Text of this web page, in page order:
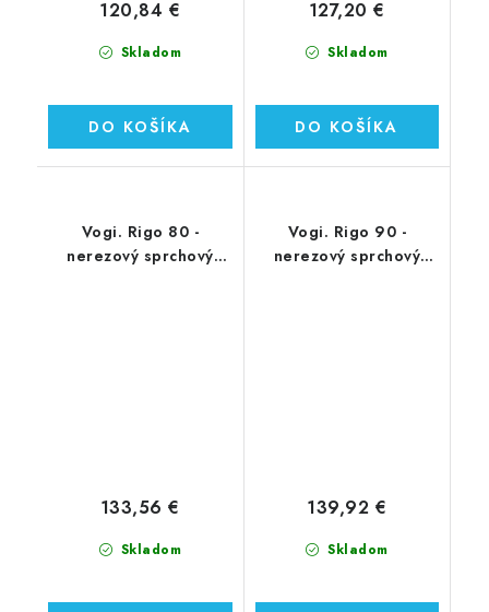
Skladom
120,84 €
DO KOŠÍKA
Skladom
127,20 €
DO KOŠÍKA
Vogi. Rigo 80 -
nerezový sprchový
Skladom
133,56 €
Vogi. Rigo 90 -
nerezový sprchový
Skladom
139,92 €